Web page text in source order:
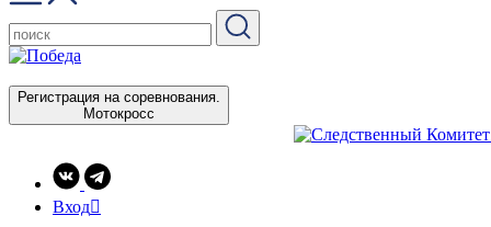
Регистрация на соревнования.
Мотокросс
Вход